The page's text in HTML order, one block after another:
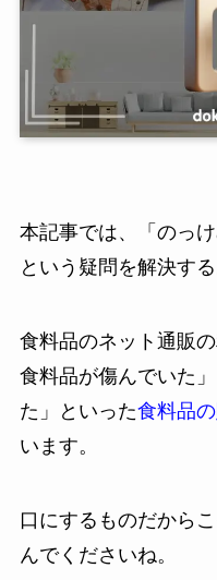
本記事では、「のっ
という疑問を解決す
食料品のネット通販
食料品が傷んでいた
た」といった食料品
います。
口にするものだから
んでくださいね。